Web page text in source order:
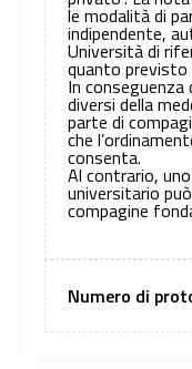
le modalità di
indipendente,
Università di
quanto previsto
In
diversi della
parte di
che
consenta.
Al contrario,
universitario
compagine
Numero di